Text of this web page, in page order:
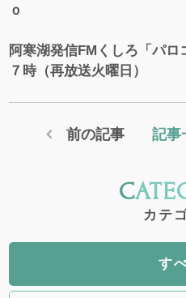
ｏ
阿寒湖発信FMくしろ「パ
７時（再放送火曜日）
前の記事 記事
カテ
す